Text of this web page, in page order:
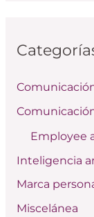
a
p
o
:
Employee
Inteligencia
Marca
Miscelánea